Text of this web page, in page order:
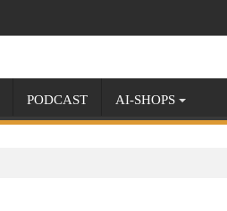
PODCAST AI-SHOPS